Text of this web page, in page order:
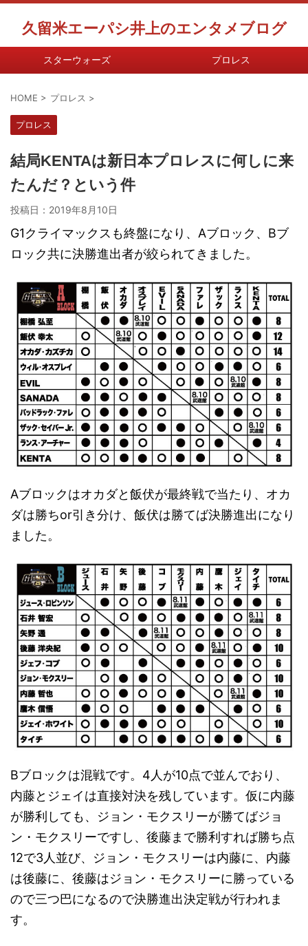
久留米エーパシ井上のエンタメブログ
スターウォーズ プロレス
HOME > プロレス >
プロレス
結局KENTAは新日本プロレスに何しに来
たんだ？という件
投稿日： 2019年8月10日
G1クライマックスも終盤になり、Aブロック、Bブ
ロック共に決勝進出者が絞られてきました。
Aブロックはオカダと飯伏が最終戦で当たり、オカ
ダは勝ちor引き分け、飯伏は勝てば決勝進出になり
ました。
Bブロックは混戦です。4人が10点で並んでおり、
内藤とジェイは直接対決を残しています。仮に内藤
が勝利しても、ジョン・モクスリーが勝てばジョ
ン・モクスリーですし、後藤まで勝利すれば勝ち点
12で3人並び、ジョン・モクスリーは内藤に、内藤
は後藤に、後藤はジョン・モクスリーに勝っている
ので三つ巴になるので決勝進出決定戦が行われま
す。